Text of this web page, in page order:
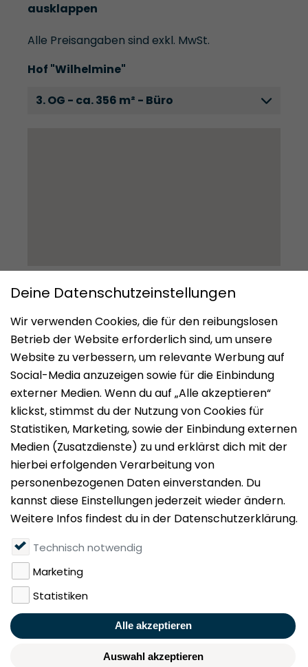
ausklappen
Alle Preisangaben sind exkl. MwSt.
Hof "Wilhelmine"
3. OG - ca. 356 m² - Büro
Impressum
Datenschutz
Nutzungsbedingungen
Mieten
Vermieten
Über uns
Presse
Geldwäschegesetz
Rufen Sie uns gerne an:
+49 (0)40 349 14 194